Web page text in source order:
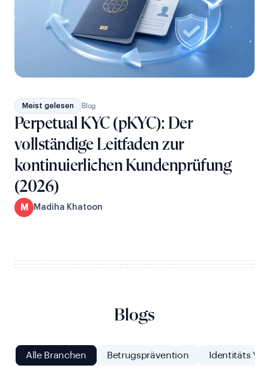
Meist gelesen Blog
Perpetual KYC (pKYC): Der
vollständige Leitfaden zur
kontinuierlichen Kundenprüfung
(2026)
M Madiha Khatoon
Blogs
Alle Branchen Betrugsprävention Identitäts